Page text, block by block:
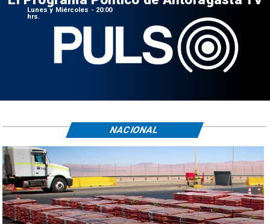
Lunes y Miércoles - 20:00
hrs.
NACIONAL